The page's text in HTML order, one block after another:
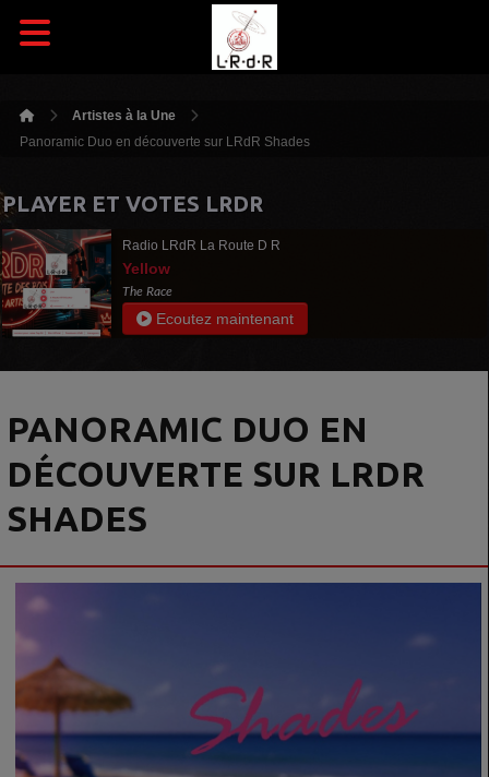
Artistes à la Une
Panoramic Duo en découverte sur LRdR Shades
PLAYER ET VOTES LRDR
Radio LRdR La Route D R
Yellow
The Race
Ecoutez maintenant
PANORAMIC DUO EN
DÉCOUVERTE SUR LRDR
SHADES